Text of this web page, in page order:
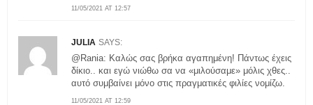
11/05/2021 AT 12:57
JULIA SAYS:
11/05/2021 AT 12:59
@Rania: Καλώς σας βρήκα αγαπημένη! Πάντως έχεις
δίκιο.. και εγώ νιώθω σα να «μιλούσαμε» μόλις χθες..
αυτό συμβαίνει μόνο στις πραγματικές φιλίες νομίζω.